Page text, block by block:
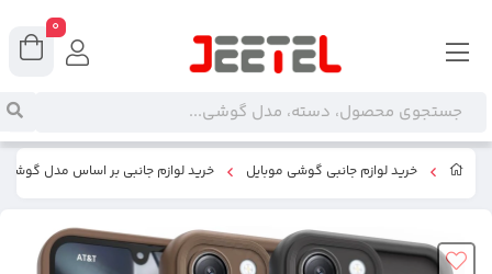
خرید لوازم جانبی گوشی موبایل خرید لوازم جانبی بر اساس مدل گوشی
0